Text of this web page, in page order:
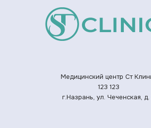
Медицинский центр Ст
123 123
г.Назрань, ул. Чеченская, д.